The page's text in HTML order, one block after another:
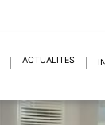
ACTUALITÉS